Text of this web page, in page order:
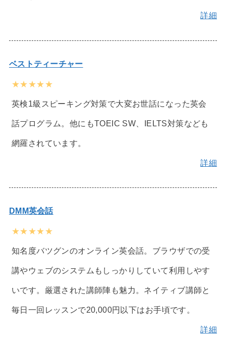
詳細
ベストティーチャー
★★★★★
英検1級スピーキング対策で大変お世話になった英会
話プログラム。他にもTOEIC SW、IELTS対策なども
網羅されています。
詳細
DMM英会話
★★★★★
知名度バツグンのオンライン英会話。ブラウザでの受
講やウェブのシステムもしっかりしていて利用しやす
いです。厳選された講師陣も魅力。ネイティブ講師と
毎日一回レッスンで20,000円以下はお手頃です。
詳細